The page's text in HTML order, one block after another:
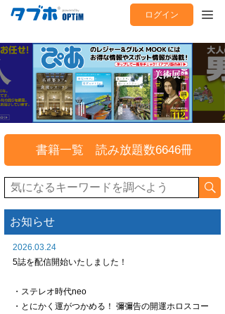
ログイン
書籍一覧 読み放題数6646冊
お知らせ
2026.03.24
5誌を配信開始いたしました！
・ステレオ時代neo
・とにかく運がつかめる！ 彌彌告の開運ホロスコー